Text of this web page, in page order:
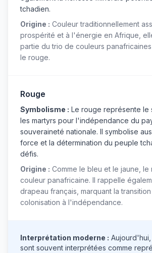
tchadien.
Origine : Couleur traditionnellement
prospérité et à l'énergie en Afrique,
partie du trio de couleurs
le rouge.
Rouge
Symbolisme : Le rouge représente le
les martyrs pour l'indépendance du
souveraineté nationale. Il symbolise
force et la détermination du peuple
défis.
Origine : Comme le bleu et le jaune, le
couleur panafricaine. Il rappelle
drapeau français, marquant la
colonisation à l'indépendance.
Interprétation moderne :
sont souvent interprétées comme